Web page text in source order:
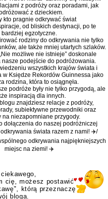
się 83 odwiedzonymi państwami na 6
kontynentach.
Travel Marta" dzielimy się naszymi
z podróży oraz poradami, jak
z dzieckiem.
pragnie odkrywać świat
od bliskich destynacji, po te
bardziej egzotyczne.
rodziny do odkrywania nie tylko
ale także mniej utartych szlaków.
możliwe nie istnieje” doskonale
podejście do podróżowania.
wszystkich krajów świata i
w Księdze Rekordów Guinnessa jako
rodzina, która to osiągnęła.
podróże były nie tylko przygodą, ale
inspiracją dla innych.
znajdziesz relacje z podróży,
subiektywne przewodniki oraz
na niezapomniane przygody.
dołączenia do naszej podróżniczej
odkrywania świata razem z nami! ✈️/